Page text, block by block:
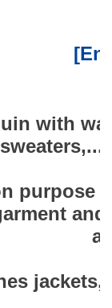
with
purpose